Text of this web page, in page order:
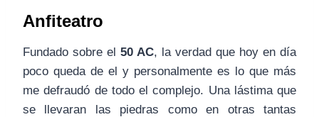
Anfiteatro
Fundado sobre el 50 AC, la verdad que hoy en día
poco queda de el y personalmente es lo que más
me defraudó de todo el complejo. Una lástima que
se llevaran las piedras como en otras tantas